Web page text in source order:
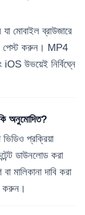
মোবাইল ব্রাউজারে
পেস্ট করুন। MP4
উভয়েই নির্বিঘ্নে
অনুমোদিত?
প্রক্রিয়া
ডাউনলোড করা
মালিকানা দাবি করা
করুন।